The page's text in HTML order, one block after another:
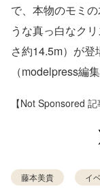
で、本物のモミ
うな真っ白なク
さ約14.5m）が登
（modelpress編集
【Not Sponsored 記
藤本美貴 イ